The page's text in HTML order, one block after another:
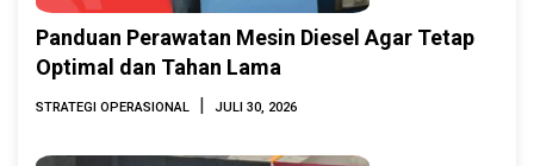
Panduan Perawatan Mesin Diesel Agar Tetap
Optimal dan Tahan Lama
STRATEGI OPERASIONAL | JULI 30, 2026